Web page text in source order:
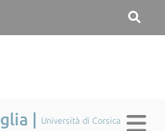
| Università di Corsica